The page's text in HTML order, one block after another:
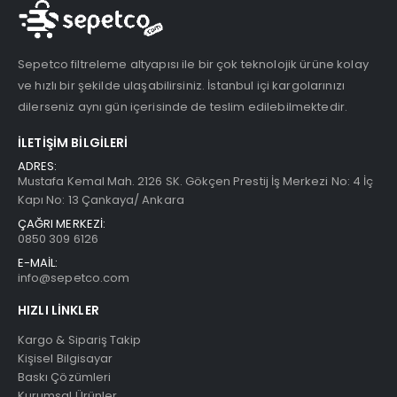
Sepetco filtreleme altyapısı ile bir çok teknolojik ürüne kolay
ve hızlı bir şekilde ulaşabilirsiniz. İstanbul içi kargolarınızı
dilerseniz aynı gün içerisinde de teslim edilebilmektedir.
İLETIŞIM BILGILERI
ADRES:
Mustafa Kemal Mah. 2126 SK. Gökçen Prestij İş Merkezi No: 4 İç
Kapı No: 13 Çankaya/ Ankara
ÇAĞRI MERKEZİ:
0850 309 6126
E-MAİL:
info@sepetco.com
HIZLI LINKLER
Kargo & Sipariş Takip
Kişisel Bilgisayar
Baskı Çözümleri